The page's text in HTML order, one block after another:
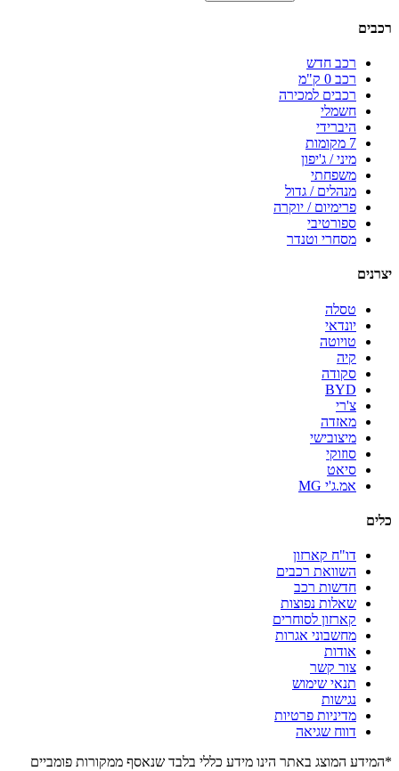
רכבים
רכב חדש
רכב 0 ק"מ
רכבים למכירה
חשמלי
היברידי
7 מקומות
מיני / ג'יפון
משפחתי
מנהלים / גדול
פרימיום / יוקרה
ספורטיבי
מסחרי וטנדר
יצרנים
טסלה
יונדאי
טויוטה
קיה
סקודה
BYD
צ'רי
מאזדה
מיצובישי
סוזוקי
סיאט
אמ.ג'י MG
כלים
דו"ח קארזון
השוואת רכבים
חדשות רכב
שאלות נפוצות
קארזון לסוחרים
מחשבוני אגרות
אודות
צור קשר
תנאי שימוש
נגישות
מדיניות פרטיות
דווח שגיאה
*המידע המוצג באתר הינו מידע כללי בלבד שנאסף ממקורות פומביים